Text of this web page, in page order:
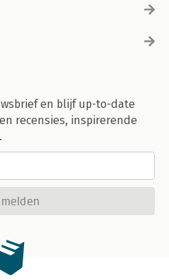
en blijf up-to-date
recensies, inspirerende